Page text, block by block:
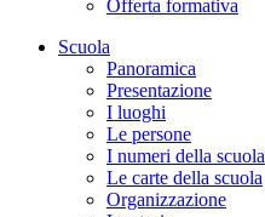
Offerta formativa
Scuola
Panoramica
Presentazione
I luoghi
Le persone
I numeri della scuola
Le carte della scuola
Organizzazione